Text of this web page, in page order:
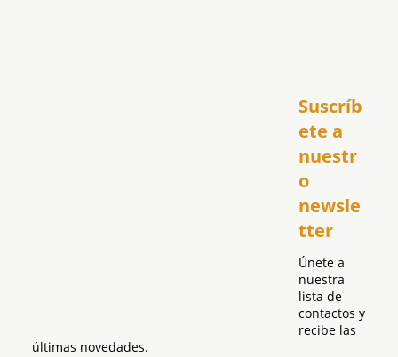
Suscríb
ete a
nuestr
o
newsle
tter
Únete a
nuestra
lista de
contactos y
recibe las
últimas novedades.